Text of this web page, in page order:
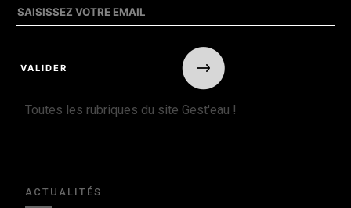
Toutes les rubriques du site Gest'eau !
ACTUALITÉS